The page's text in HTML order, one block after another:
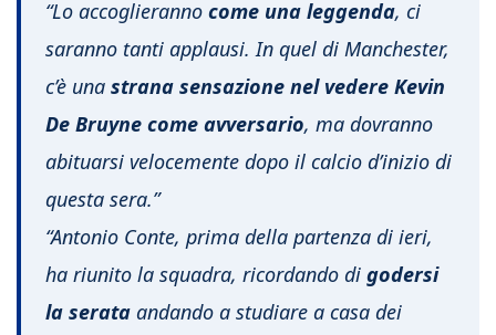
“Lo accoglieranno come una leggenda, ci
saranno tanti applausi. In quel di Manchester,
c’è una strana sensazione nel vedere Kevin
De Bruyne come avversario, ma dovranno
abituarsi velocemente dopo il calcio d’inizio di
questa sera.”
“Antonio Conte, prima della partenza di ieri,
ha riunito la squadra, ricordando di godersi
la serata andando a studiare a casa dei